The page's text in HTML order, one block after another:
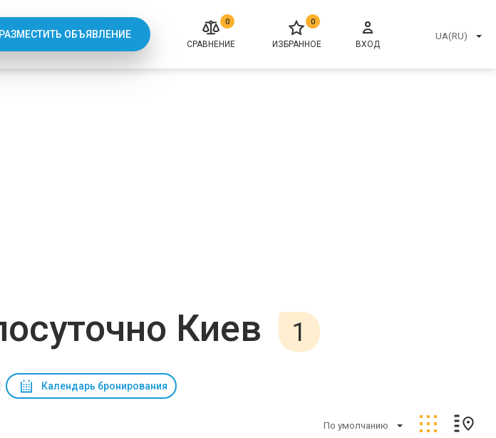
РАЗМЕСТИТЬ ОБЪЯВЛЕНИЕ
0
СРАВНЕНИЕ
0
ИЗБРАННОЕ ВХОД
UA(RU)
Киев 1
Календарь бронирования
По умолчанию